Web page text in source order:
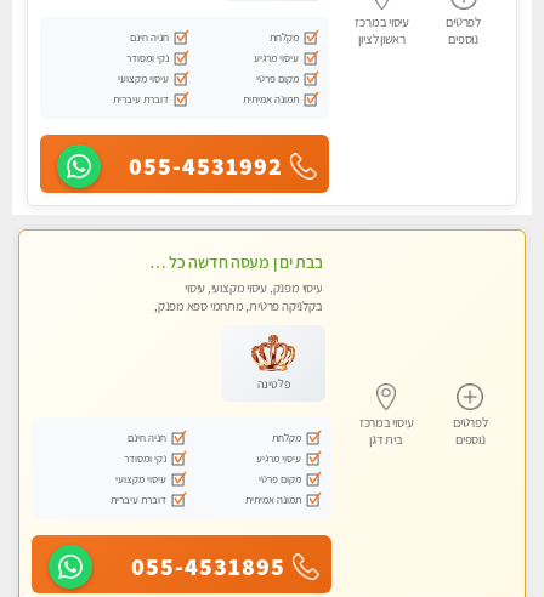
לפרטים
נוספים
עיסוי במרכז
ראשון לציון
מקלחת
חניה חינם
עיסוי מרגיע
נקי ומסודר
מקום פרטי
עיסוי מקצועי
תמונה אמיתית
דוברת עיברית
055-4531992
לפרטים
נוספים
עיסוי במרכז
בית דגן
בבת ים ן מעסה חדשה כל סוגי העיסויים מעסה מקצועית ואיכותית פרטי!!!
עיסוי מפנק, עיסוי מקצועי, עיסוי
בקלניקה פרטית, מתחמי ספא מפנק,
פלטינה
מקלחת
חניה חינם
עיסוי מרגיע
נקי ומסודר
מקום פרטי
עיסוי מקצועי
תמונה אמיתית
דוברת עיברית
055-4531895